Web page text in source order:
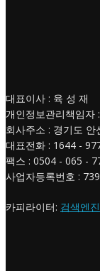
대표이사 : 육 성 재
개인정보관리책임자
회사주소 : 경기도
대표전화 : 1644 -
팩스 : 0504 - 065 -
사업자등록번호 :
카피라이터: 검색엔